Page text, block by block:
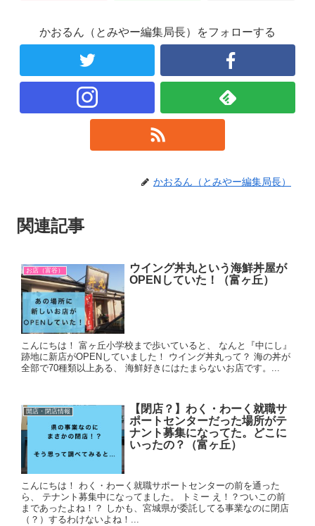
かおるん（とみやー編集局長）をフォローする
かおるん（とみやー編集局長）
関連記事
お店（富谷）
ウイング丼丸という海鮮丼屋が
OPENしていた！（富ヶ丘）
こんにちは！ 富ヶ丘小学校まで歩いていると、 なんと『中にし』
跡地に新店がOPENしていました！ ウイング丼丸って？ 海の丼が
全部で70種類以上ある、 海鮮好きにはたまらないお店です。...
開店・閉店情報
【閉店？】わく・わーく就職サ
ポートセンターだった場所がテ
ナント募集になってた。どこに
いったの？（富ヶ丘）
こんにちは！ わく・わーく就職サポートセンターの前を通った
ら、 テナント募集中になってました。 トミー え！？ついこの前
まであったよね！？ しかも、宮城県が委託してる事業なのに閉店
（？）するわけないよね！...